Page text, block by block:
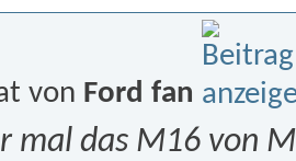
von Ford fan
mal das M16 von